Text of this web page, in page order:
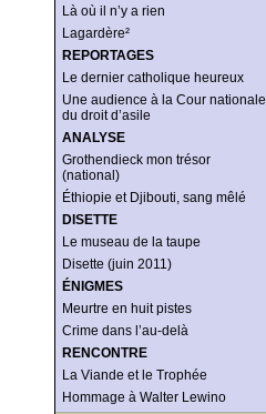
Là où il n’y a rien
Lagardère²
REPORTAGES
Le dernier catholique heureux
Une audience à la Cour nationale
du droit d’asile
ANALYSE
Grothendieck mon trésor
(national)
Éthiopie et Djibouti, sang mêlé
DISETTE
Le museau de la taupe
Disette (juin 2011)
ÉNIGMES
Meurtre en huit pistes
Crime dans l’au-delà
RENCONTRE
La Viande et le Trophée
Hommage à Walter Lewino